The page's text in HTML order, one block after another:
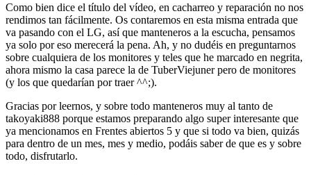
Como bien dice el título del vídeo, en cacharreo y reparación no nos
rendimos tan fácilmente. Os contaremos en esta misma entrada que
va pasando con el LG, así que manteneros a la escucha, pensamos
ya solo por eso merecerá la pena. Ah, y no dudéis en preguntarnos
sobre cualquiera de los monitores y teles que he marcado en negrita,
ahora mismo la casa parece la de TuberViejuner pero de monitores
(y los que quedarían por traer ^^;).
Gracias por leernos, y sobre todo manteneros muy al tanto de
takoyaki888 porque estamos preparando algo super interesante que
ya mencionamos en Frentes abiertos 5 y que si todo va bien, quizás
para dentro de un mes, mes y medio, podáis saber de que es y sobre
todo, disfrutarlo.